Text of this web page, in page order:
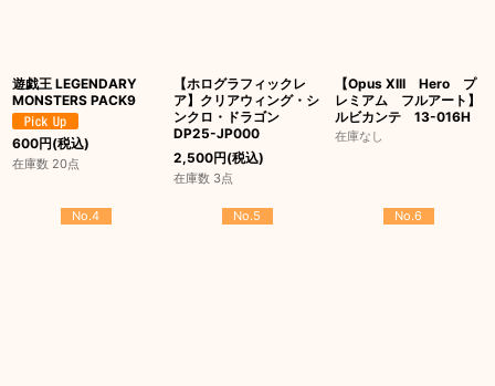
遊戯王 LEGENDARY
MONSTERS PACK9
600円(税込)
在庫数 20点
【ホログラフィックレ
ア】クリアウィング・シ
ンクロ・ドラゴン
DP25-JP000
2,500円(税込)
在庫数 3点
【Opus XIII Hero プ
レミアム フルアート】
ルビカンテ 13-016H
在庫なし
No.4 No.5 No.6